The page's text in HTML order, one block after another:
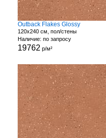
Outback Flakes Glossy
120x240 см, пол/стены
Наличие: по запросу
19762 р/м²